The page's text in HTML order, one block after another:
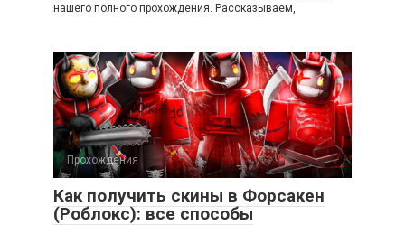
нашего полного прохождения. Рассказываем,
Прохождения
Как получить скины в Форсакен
(Роблокс): все способы